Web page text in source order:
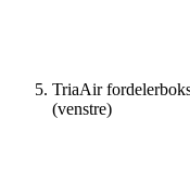
TriaAir
(venstre)